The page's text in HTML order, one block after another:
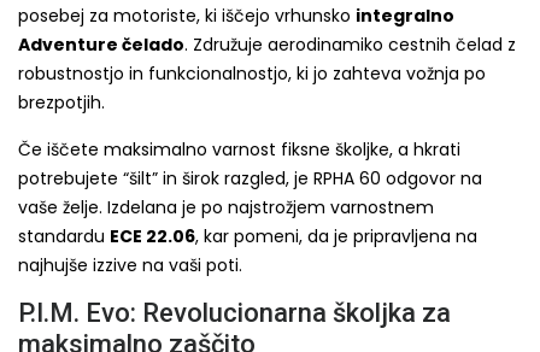
posebej za motoriste, ki iščejo vrhunsko integralno
Adventure čelado. Združuje aerodinamiko cestnih čelad z
robustnostjo in funkcionalnostjo, ki jo zahteva vožnja po
brezpotjih.
Če iščete maksimalno varnost fiksne školjke, a hkrati
potrebujete “šilt” in širok razgled, je RPHA 60 odgovor na
vaše želje. Izdelana je po najstrožjem varnostnem
standardu ECE 22.06, kar pomeni, da je pripravljena na
najhujše izzive na vaši poti.
P.I.M. Evo: Revolucionarna školjka za
maksimalno zaščito